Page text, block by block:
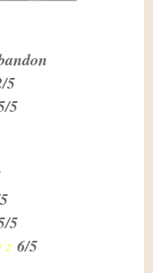
5
5
5
: 6/5